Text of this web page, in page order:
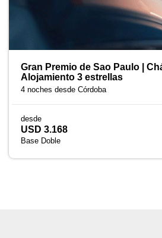
Gran Premio de Sao Paulo |
Alojamiento 3 estrellas
4 noches desde Córdoba
desde
USD 3.168
Base Doble